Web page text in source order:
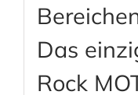
Das
Rock